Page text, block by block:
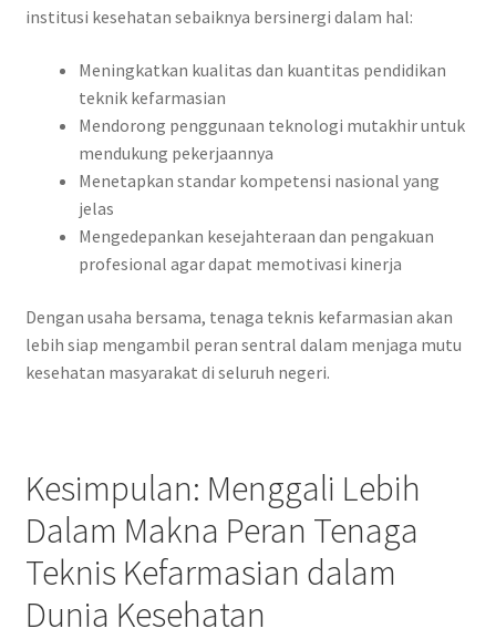
institusi kesehatan sebaiknya bersinergi dalam hal:
Meningkatkan kualitas dan kuantitas pendidikan
teknik kefarmasian
Mendorong penggunaan teknologi mutakhir untuk
mendukung pekerjaannya
Menetapkan standar kompetensi nasional yang
jelas
Mengedepankan kesejahteraan dan pengakuan
profesional agar dapat memotivasi kinerja
Dengan usaha bersama, tenaga teknis kefarmasian akan
lebih siap mengambil peran sentral dalam menjaga mutu
kesehatan masyarakat di seluruh negeri.
Kesimpulan: Menggali Lebih
Dalam Makna Peran Tenaga
Teknis Kefarmasian dalam
Dunia Kesehatan